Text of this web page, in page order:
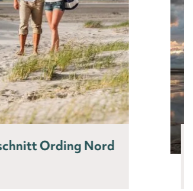
Ording Nord